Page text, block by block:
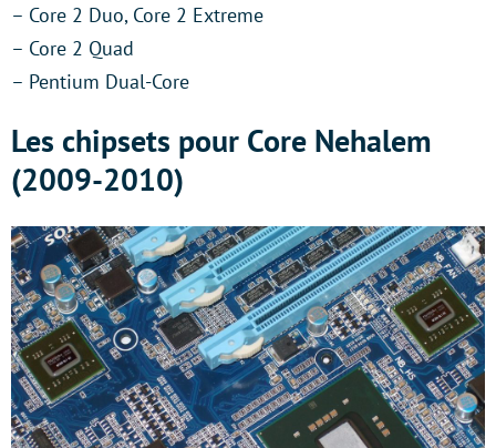
– Core 2 Duo, Core 2 Extreme
– Core 2 Quad
– Pentium Dual-Core
Les chipsets pour Core Nehalem
(2009-2010)